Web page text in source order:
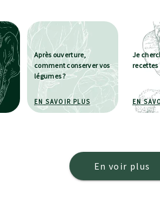
DE FAUT-IL ÉGOUTTER LES LÉGUMES
Après ouverture,
comment conserver vos
légumes ?
EN SAVOIR PLUSÀ PROPOS DE
Je
recettes
EN
En voir plus